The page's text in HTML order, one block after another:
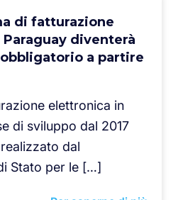
di fatturazione
diventerà
a partire
elettronica in
di sviluppo dal 2017
dal
Stato per le […]